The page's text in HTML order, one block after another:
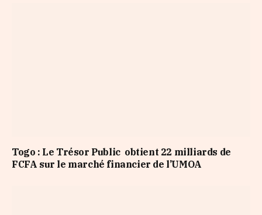
Togo : Le Trésor Public obtient 22 milliards de
FCFA sur le marché financier de l’UMOA